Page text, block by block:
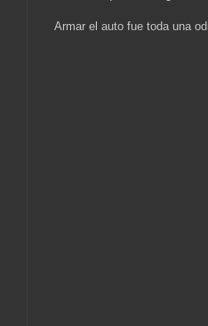
Armar el auto fue toda una